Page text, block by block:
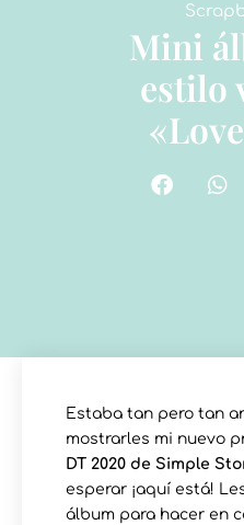
Mini
estilo
Estaba tan pero tan
mostrarles mi nuevo
DT 2020 de Simple
esperar ¡aquí está!
álbum para hacer en